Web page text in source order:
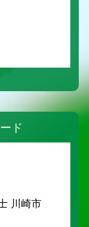
ド
川崎市